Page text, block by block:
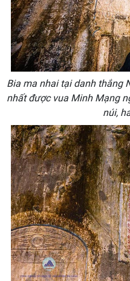
Bia ma nhai tại danh thắng
nhất được vua Minh Mạng
núi,